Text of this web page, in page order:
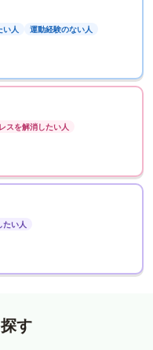
い人 運動経験のない人
スを解消したい人
たい人
す